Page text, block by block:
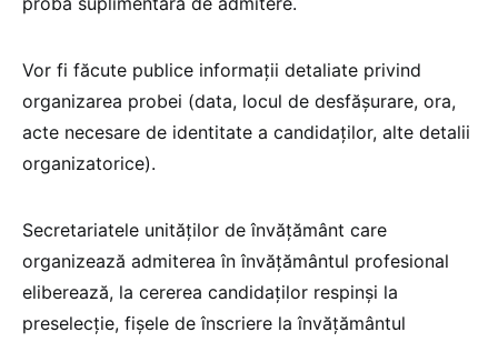
Vor fi făcute publice informații detaliate privind
organizarea probei (data, locul de desfășurare, ora,
acte necesare de identitate a candidaților, alte detalii
organizatorice).
Secretariatele unităților de învățământ care
organizează admiterea în învățământul profesional
eliberează, la cererea candidaților respinși la
preselecție, fișele de înscriere la învățământul